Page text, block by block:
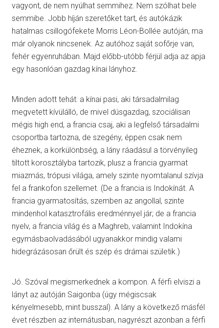
vagyont, de nem nyúlhat semmihez. Nem szólhat bele
semmibe. Jobb híján szeretőket tart, és autókázik
hatalmas csillogófekete Morris Léon-Bollée autóján, ma
már olyanok nincsenek. Az autóhoz saját sofőrje van,
fehér egyenruhában. Majd előbb-utóbb férjül adja az apja
egy hasonlóan gazdag kínai lányhoz.
Minden adott tehát: a kínai pasi, aki társadalmilag
megvetett kívülálló, de mivel dúsgazdag, szociálisan
mégis high end, a francia csaj, aki a legfelső társadalmi
csoportba tartozna, de szegény, éppen csak nem
éheznek, a korkülönbség, a lány ráadásul a törvényileg
tiltott korosztályba tartozik, plusz a francia gyarmat
miazmás, trópusi világa, amely szinte nyomtalanul szívja
fel a frankofon szellemet. (De a francia is Indokínát. A
francia gyarmatosítás, szemben az angollal, szinte
mindenhol katasztrofális eredménnyel jár; de a francia
nyelv, a francia világ és a Maghreb, valamint Indokína
egymásbaolvadásából ugyanakkor mindig valami
hidegrázásosan őrült és szép és drámai születik.)
Jó. Szóval megismerkednek a kompon. A férfi elviszi a
lányt az autóján Saigonba (úgy mégiscsak
kényelmesebb, mint busszal). A lány a következő másfél
évet részben az internátusban, nagyrészt azonban a férfi